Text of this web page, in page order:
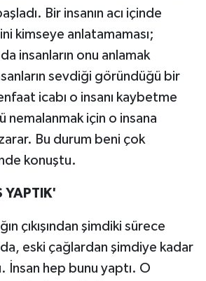
Bir insanın acı içinde
kimseye anlatamaması;
insanların onu anlamak
sevdiği göründüğü bir
icabı o insanı kaybetme
nemalanmak için o insana
Bu durum beni çok
konuştu.
YAPTIK'
çıkışından şimdiki sürece
eski çağlardan şimdiye kadar
İnsan hep bunu yaptı. O